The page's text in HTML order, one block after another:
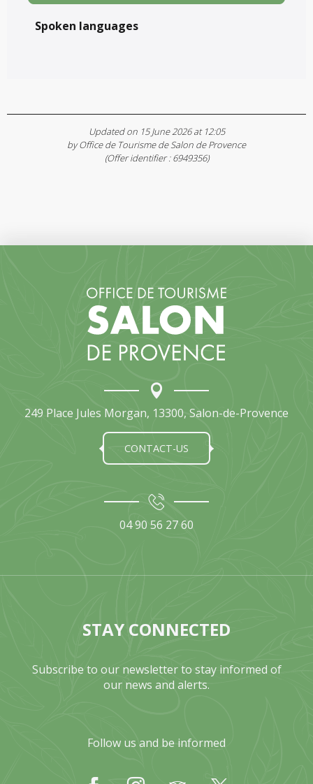
Spoken languages
Spoken languages
Updated on 15 June 2026 at 12:05
by Office de Tourisme de Salon de Provence
(Offer identifier :6949356)
249 Place Jules Morgan, 13300, Salon-de-Provence
CONTACT-US
04 90 56 27 60
STAY CONNECTED
Subscribe to our newsletter to stay informed of
our news and alerts.
Follow us and be informed